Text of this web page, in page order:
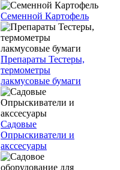
Семенной Картофель
Препараты Тестеры,
термометры
лакмусовые бумаги
Садовые
Опрыскиватели и
акссесуары